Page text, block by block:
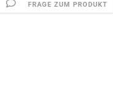
FRAGE ZUM PRODUKT